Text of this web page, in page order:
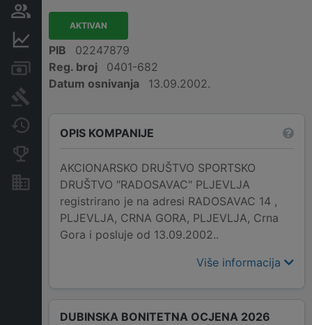
Osobe i vlasništvo
Finansijski podaci
Računi i blokade
Nekretnine i imovina
AKTIVAN
PIB
02247879
Reg. broj
0401-682
Datum osnivanja
13.09.2002.
OPIS KOMPANIJE
AKCIONARSKO DRUŠTVO SPORTSKO
DRUŠTVO "RADOSAVAC" PLJEVLJA
registrirano je na adresi RADOSAVAC 14 ,
PLJEVLJA, CRNA GORA, PLJEVLJA, Crna
Gora i posluje od 13.09.2002..
Više informacija
DUBINSKA BONITETNA OCJENA 2026